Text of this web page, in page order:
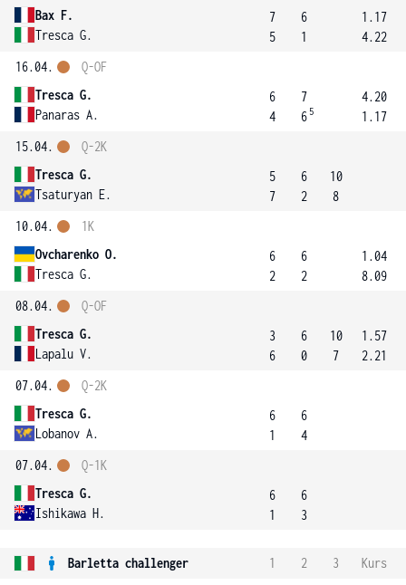
Bax F.
Tresca G.
7
5
6
1
1.17
4.22
16.04.
Tresca G.
Panaras A.
Q-OF
6
4
7
6 5
4.20
1.17
15.04.
Tresca G.
Tsaturyan E.
Q-2K
5
7
6
2
10
8
10.04.
Ovcharenko O.
Tresca G.
1K
6
2
6
2
1.04
8.09
08.04.
Tresca G.
Lapalu V.
Q-OF
3
6
6
0
10
7
1.57
2.21
07.04.
Tresca G.
Lobanov A.
Q-2K
6
1
6
4
07.04.
Tresca G.
Ishikawa H.
Q-1K
6
1
6
3
Barletta challenger 1 2 3
Kurs